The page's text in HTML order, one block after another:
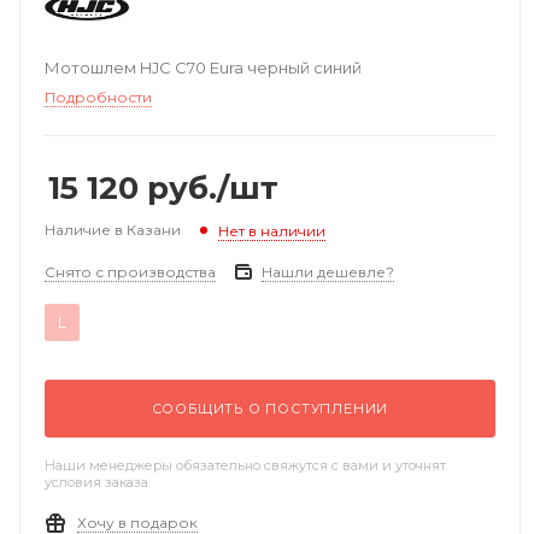
Мотошлем HJC C70 Eura черный синий
Подробности
15 120 руб./шт
Наличие в Казани Нет в наличии
Снято с производства Нашли дешевле?
L
СООБЩИТЬ О ПОСТУПЛЕНИИ
Наши менеджеры обязательно свяжутся с вами и уточнят
условия заказа
Хочу в подарок